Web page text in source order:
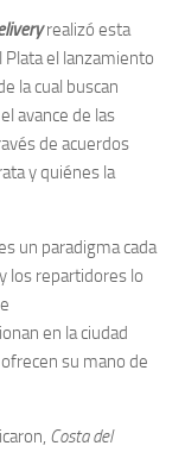
realizó esta
Plata el lanzamiento
la cual buscan
avance de las
de acuerdos
y quiénes la
un paradigma cada
los repartidores lo
en la ciudad
su mano de
Costa del